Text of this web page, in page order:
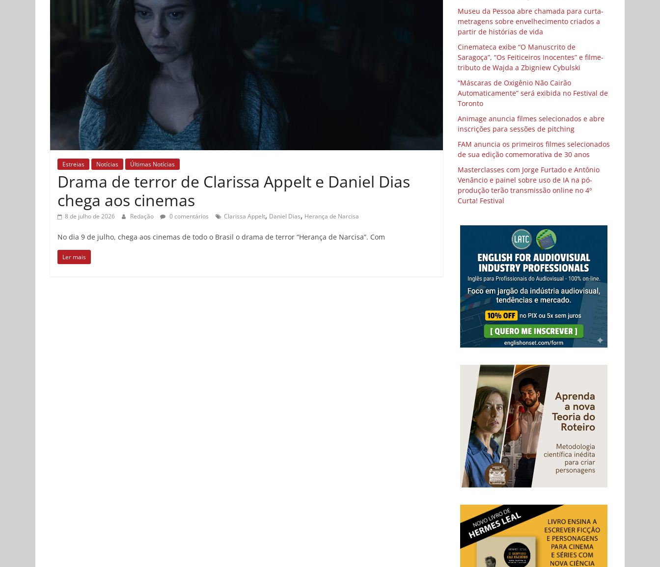
Estreias Notícias Últimas Notícias
Drama de terror de Clarissa Appelt e Daniel Dias
chega aos cinemas
8 de julho de 2026 Redação 0 comentários Clarissa Appelt, Daniel Dias, Herança de Narcisa
No dia 9 de julho, chega aos cinemas de todo o Brasil o drama de terror “Herança de Narcisa”. Com
Ler mais
Museu da Pessoa abre chamada para curta-
metragens sobre envelhecimento criados a
partir de histórias de vida
Cinemateca exibe “O Manuscrito de
Saragoça”, “Os Feiticeiros Inocentes” e filme-
tributo de Wajda a Zbigniew Cybulski
“Máscaras de Oxigênio Não Cairão
Automaticamente” será exibida no Festival de
Toronto
Animage anuncia filmes selecionados e abre
inscrições para sessões de pitching
FAM anuncia os primeiros filmes selecionados
de sua edição comemorativa de 30 anos
Masterclasses com Jorge Furtado e Antônio
Venâncio e painel sobre uso de IA na pó-
produção terão transmissão online no 4º
Curta! Festival